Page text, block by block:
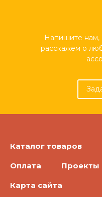
Напишите нам,
расскажем о
Каталог товаров
Оплата Проекты
Карта сайта